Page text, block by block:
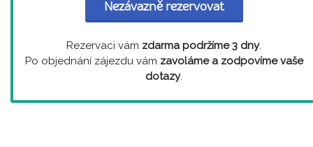
Nezávazně rezervovat
Rezervaci vám zdarma podržíme 3 dny.
Po objednání zájezdu vám zavoláme a zodpovíme vaše
dotazy.